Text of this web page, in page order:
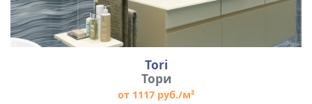
Tori
Тори
от 1117 руб./м²